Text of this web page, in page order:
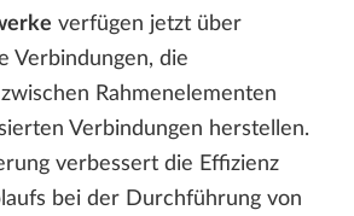
verfügen jetzt über
Verbindungen, die
Rahmenelementen
Verbindungen herstellen.
verbessert die Effizienz
bei der Durchführung von